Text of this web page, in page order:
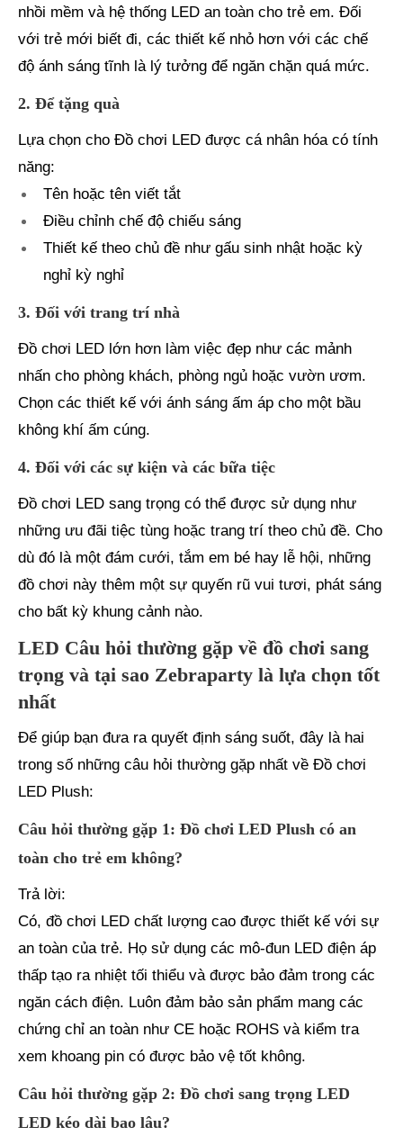
nhồi mềm và hệ thống LED an toàn cho trẻ em. Đối
với trẻ mới biết đi, các thiết kế nhỏ hơn với các chế
độ ánh sáng tĩnh là lý tưởng để ngăn chặn quá mức.
2. Để tặng quà
Lựa chọn cho Đồ chơi LED được cá nhân hóa có tính
năng:
Tên hoặc tên viết tắt
Điều chỉnh chế độ chiếu sáng
Thiết kế theo chủ đề như gấu sinh nhật hoặc kỳ
nghỉ kỳ nghỉ
3. Đối với trang trí nhà
Đồ chơi LED lớn hơn làm việc đẹp như các mảnh
nhấn cho phòng khách, phòng ngủ hoặc vườn ươm.
Chọn các thiết kế với ánh sáng ấm áp cho một bầu
không khí ấm cúng.
4. Đối với các sự kiện và các bữa tiệc
Đồ chơi LED sang trọng có thể được sử dụng như
những ưu đãi tiệc tùng hoặc trang trí theo chủ đề. Cho
dù đó là một đám cưới, tắm em bé hay lễ hội, những
đồ chơi này thêm một sự quyến rũ vui tươi, phát sáng
cho bất kỳ khung cảnh nào.
LED Câu hỏi thường gặp về đồ chơi sang
trọng và tại sao Zebraparty là lựa chọn tốt
nhất
Để giúp bạn đưa ra quyết định sáng suốt, đây là hai
trong số những câu hỏi thường gặp nhất về Đồ chơi
LED Plush:
Câu hỏi thường gặp 1: Đồ chơi LED Plush có an
toàn cho trẻ em không?
Trả lời:
Có, đồ chơi LED chất lượng cao được thiết kế với sự
an toàn của trẻ. Họ sử dụng các mô-đun LED điện áp
thấp tạo ra nhiệt tối thiểu và được bảo đảm trong các
ngăn cách điện. Luôn đảm bảo sản phẩm mang các
chứng chỉ an toàn như CE hoặc ROHS và kiểm tra
xem khoang pin có được bảo vệ tốt không.
Câu hỏi thường gặp 2: Đồ chơi sang trọng LED
LED kéo dài bao lâu?